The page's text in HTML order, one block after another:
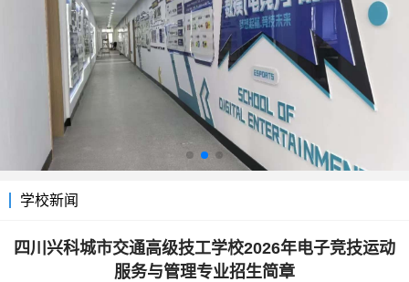
学校新闻
四川兴科城市交通高级技工学校2026年电子竞技运动
服务与管理专业招生简章